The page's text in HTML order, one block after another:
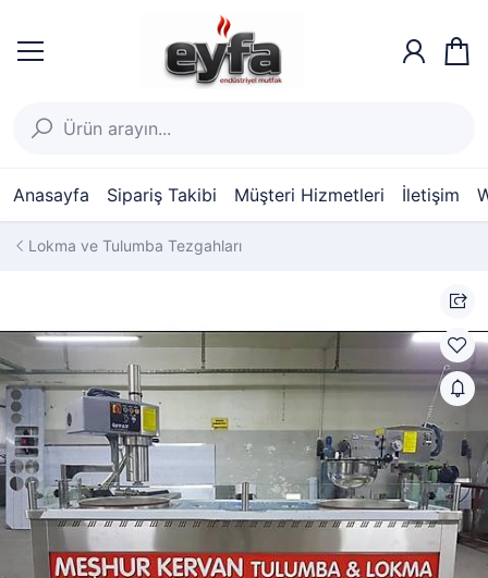
Anasayfa Sipariş Takibi Müşteri Hizmetleri İletişim
Lokma ve Tulumba Tezgahları